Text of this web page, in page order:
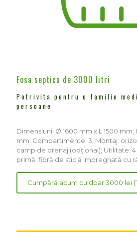
Fosa septica de 3000 litri
Potrivita pentru o familie
persoane
Dimensiuni: Ø 1600 mm x L 1500 mm;
mm; Compartimente: 3; Montaj:
camp de drenaj (opțional); Utilitate:
primă: fibră de sticlă impregnată cu
Cumpără acum cu doar 3000 lei